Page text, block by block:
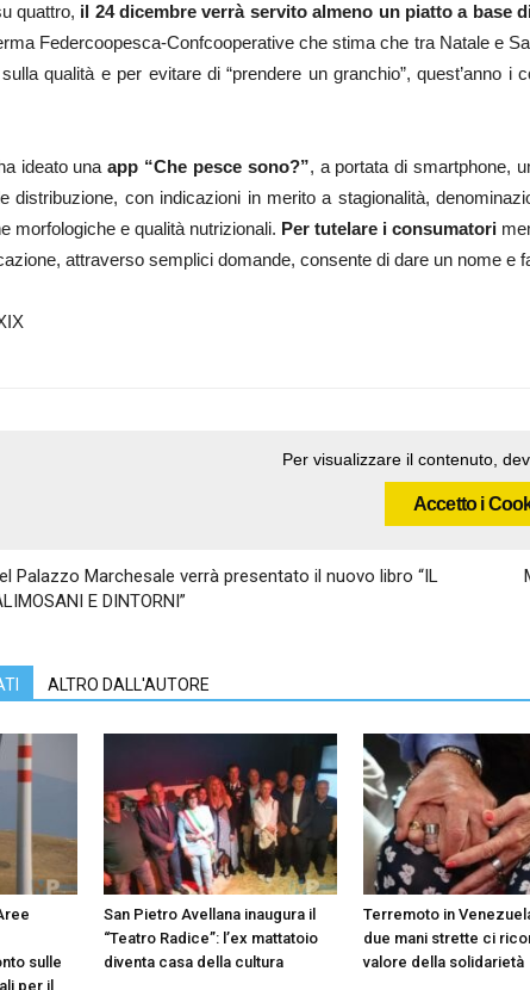
quattro, il 24 dicembre verrà servito almeno un piatto a base
Federcoopesca-Confcooperative che stima che tra Natale e
qualità e per evitare di “prendere un granchio”, quest’anno
ideato una app “Che pesce sono?”, a portata di smartphone,
distribuzione, con indicazioni in merito a stagionalità,
morfologiche e qualità nutrizionali. Per tutelare i consumatori
attraverso semplici domande, consente di dare un nome e
Per visualizzare il contenuto,
Accetto i
Palazzo Marchesale verrà presentato il nuovo libro “IL
E DINTORNI”
ALTRO DALL'AUTORE
sulle
per il
San Pietro Avellana inaugura il
“Teatro Radice”: l’ex mattatoio
diventa casa della cultura
Terremoto in
due mani strette ci
valore della solidarietà